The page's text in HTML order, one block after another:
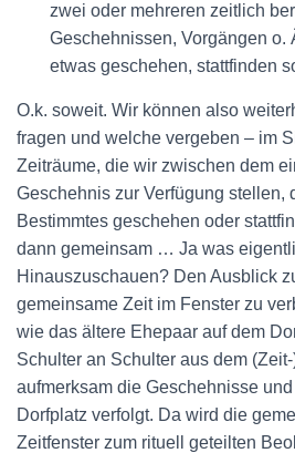
zwei oder mehreren zeitlich
Geschehnissen, Vorgängen o.
etwas geschehen, stattfinden
O.k. soweit. Wir können also
fragen und welche vergeben – im
Zeiträume, die wir zwischen dem
Geschehnis zur Verfügung stellen,
Bestimmtes geschehen oder
dann gemeinsam … Ja was
Hinauszuschauen? Den Ausblick
gemeinsame Zeit im Fenster zu
wie das ältere Ehepaar auf dem
Schulter an Schulter aus dem
aufmerksam die Geschehnisse
Dorfplatz verfolgt. Da wird die
Zeitfenster zum rituell geteilten